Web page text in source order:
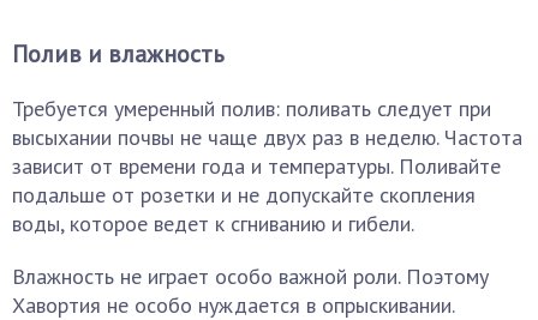
Полив и влажность
Требуется умеренный полив: поливать следует при
высыхании почвы не чаще двух раз в неделю. Частота
зависит от времени года и температуры. Поливайте
подальше от розетки и не допускайте скопления
воды, которое ведет к сгниванию и гибели.
Влажность не играет особо важной роли. Поэтому
Хавортия не особо нуждается в опрыскивании.